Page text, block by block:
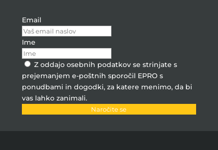
Email
Ime
Z oddajo osebnih podatkov se strinjate s
prejemanjem e-poštnih sporočil EPRO s
ponudbami in dogodki, za katere menimo, da bi
vas lahko zanimali.
Naročite se